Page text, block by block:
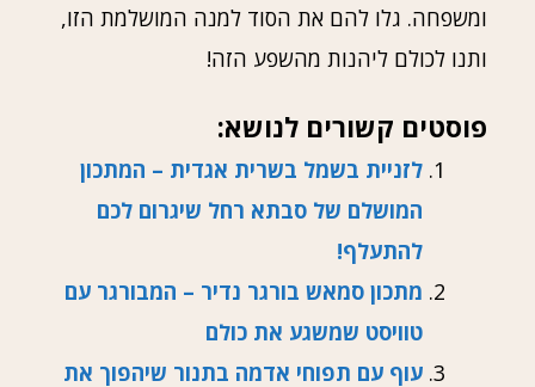
ומשפחה. גלו להם את הסוד למנה המושלמת הזו,
ותנו לכולם ליהנות מהשפע הזה!
פוסטים קשורים לנושא:
לזניית בשמל בשרית אגדית – המתכון
המושלם של סבתא רחל שיגרום לכם
להתעלף!
מתכון סמאש בורגר נדיר – המבורגר עם
טוויסט שמשגע את כולם
עוף עם תפוחי אדמה בתנור שיהפוך את